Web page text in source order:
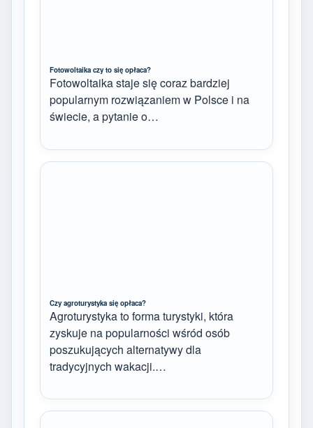
Fotowoltaika czy to się opłaca?
Fotowoltaika staje się coraz bardziej
popularnym rozwiązaniem w Polsce i na
świecie, a pytanie o…
Czy agroturystyka się opłaca?
Agroturystyka to forma turystyki, która
zyskuje na popularności wśród osób
poszukujących alternatywy dla
tradycyjnych wakacji.…